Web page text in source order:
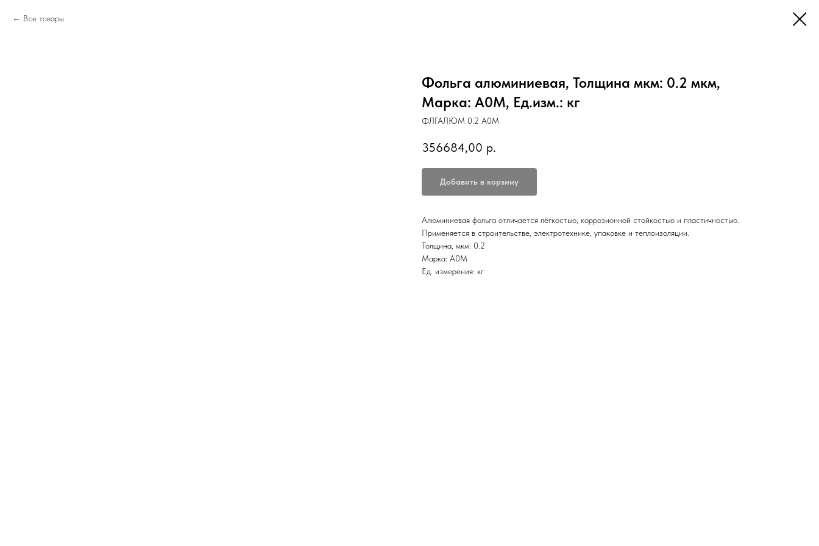
Все товары
Фольга алюминиевая, Толщина мкм: 0.2 мкм,
Марка: А0М, Ед.изм.: кг
ФЛГАЛЮМ 0.2 А0М
356684,00 р.
Добавить в корзину
Алюминиевая фольга отличается лёгкостью, коррозионной стойкостью и пластичностью.
Применяется в строительстве, электротехнике, упаковке и теплоизоляции.
Толщина, мкм: 0.2
Марка: А0М
Ед. измерения: кг